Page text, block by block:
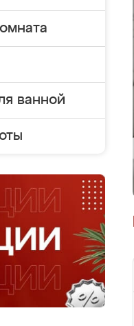
ванной